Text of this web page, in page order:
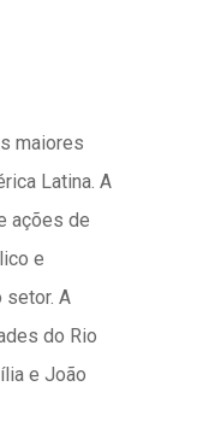
maiores
Latina. A
ações de
e
setor. A
do Rio
e João